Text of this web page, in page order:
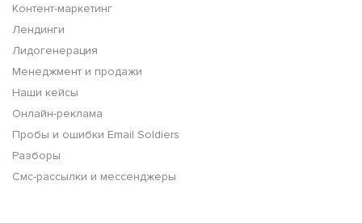
Контент-маркетинг
Лендинги
Лидогенерация
Менеджмент и продажи
Наши кейсы
Онлайн-реклама
Пробы и ошибки Email Soldiers
Разборы
Смс-рассылки и мессенджеры